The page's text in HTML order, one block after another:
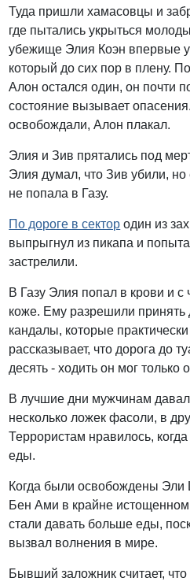
Туда пришли хамасовцы и
где пытались укрыться
убежище Элия Коэн впервые
который до сих пор в плену.
Алон остался один, он почти
состояние вызывает
освобождали, Алон плакал.
Элия и Зив прятались под
Элия думал, что Зив убили, но
не попала в Газу.
По дороге в сектор один из
выпрыгнул из пикапа и
застрелили.
В Газу Элия попал в крови и с
коже. Ему разрешили принять
кандалы, которые
рассказывает, что дорога до
десять - ходить он мог только
В лучшие дни мужчинам
несколько ложек фасоли, в
Террористам нравилось,
еды.
Когда были освобождены
Бен Ами в крайне
стали давать больше еды,
вызвал волнения в мире.
Бывший заложник считает,